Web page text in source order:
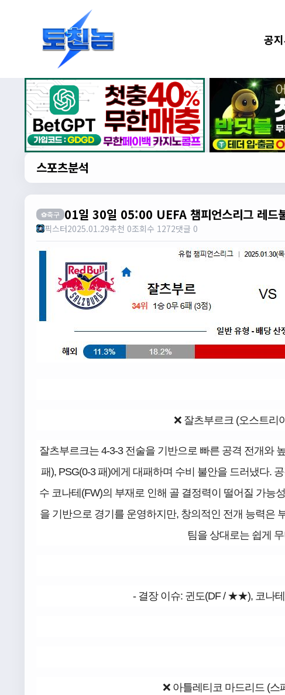
공
스포츠분석
⚽축구 01일 30일 05:00 UEFA 챔피언스리그 레드
픽스터2025.01.29추천 0조회수 1272댓글 0
❌ 잘츠부르크 (오스트리
잘츠부르크는 4-3-3 전술을 기반으로 빠른 공격 전개와
패), PSG(0-3 패)에게 대패하며 수비 불안을 드러냈다.
수 코나테(FW)의 부재로 인해 골 결정력이 떨어질 가능
을 기반으로 경기를 운영하지만, 창의적인 전개 능력은
팀을 상대로는 쉽게
- 결장 이슈: 귄도(DF / ★★), 코
❌ 아틀레티코 마드리드 (스